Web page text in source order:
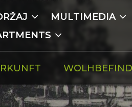
MULTIMEDIA